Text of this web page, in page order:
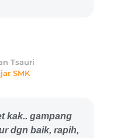
kak.. gampang
dgn baik, rapih,
Tsauri
SMK